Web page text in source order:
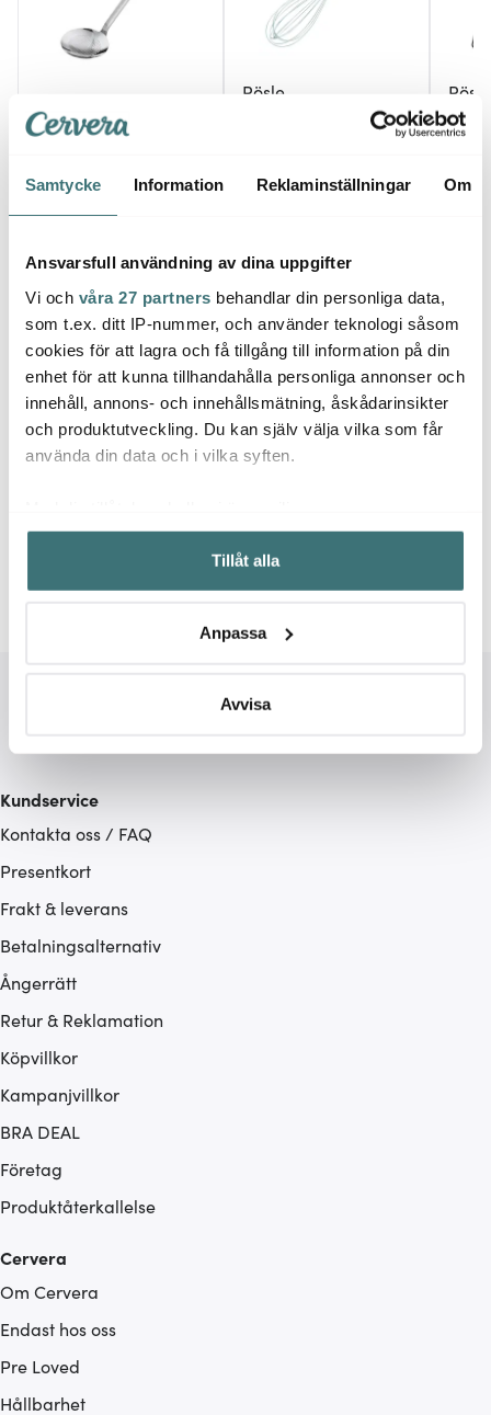
Samtycke Information Reklaminställningar Om
Ansvarsfull användning av dina uppgifter
Vi och våra 27 partners behandlar din personliga data,
som t.ex. ditt IP-nummer, och använder teknologi såsom
cookies för att lagra och få tillgång till information på din
enhet för att kunna tillhandahålla personliga annonser och
innehåll, annons- och innehållsmätning, åskådarinsikter
och produktutveckling. Du kan själv välja vilka som får
använda din data och i vilka syften.
Samla in information om din geografiska plats som
kan ha en noggrannhet på upp till flera meter
Identifiera din enhet genom att aktivt skanna den för
Ta reda på mer om hur dina personliga uppgifter
Du kan ändra eller dra tillbaka ditt samtycke när som
ska anpassas efter det som vi tror att du tycker om. Det
gör också att vi kan analysera vår trafik och göra
som du vill dela med dig av.
Tillåt alla
Anpassa
Avvisa
Rösle
Hook hålslev 35 cm stål
335 kr 479 kr
Rösle
Ballongvisp Stål 14
339 kr
Rösle
Stål
370
Låt dig inspireras av våra kunder
Grytlappar Rösle
Kundservice
Kontakta oss / FAQ
Presentkort
Frakt & leverans
Betalningsalternativ
Ångerrätt
Retur & Reklamation
Köpvillkor
Kampanjvillkor
BRA DEAL
Företag
Produktåterkallelse
Cervera
Om Cervera
Endast hos oss
Pre Loved
Hållbarhet